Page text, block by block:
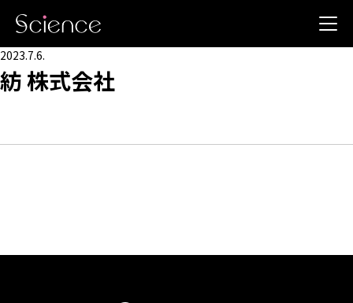
2023.7.6.
紡 株式会社